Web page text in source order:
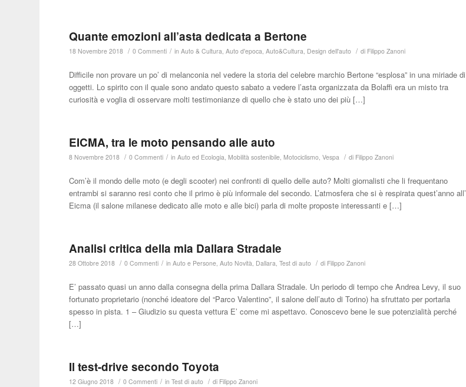
Quante emozioni all’asta dedicata a Bertone
18 Novembre 2018 / 0 Commenti / inAuto & Cultura ,Auto d'epoca ,Auto&Cultura Design dell'auto / di Filippo Zanoni
Difficile non provare un po’ di melanconia nel vedere la storia del celebre marchio Bertone “esplosa” in una miriade di
oggetti. Lo spirito con il quale sono andato questo sabato a vedere l’asta organizzata da Bolaffi era un misto tra
curiosità e voglia di osservare molti testimonianze di quello che è stato uno dei più […]
EICMA, tra le moto pensando alle auto
8 Novembre 2018 / 0 Commenti / inAuto ed Ecologia ,Mobilità sostenibile ,Motociclismo ,Vespa / di Filippo Zanoni
Com’è il mondo delle moto (e degli scooter) nei confronti di quello delle auto? Molti giornalisti che li frequentano
entrambi si saranno resi conto che il primo è più informale del secondo. L’atmosfera che si è respirata quest’anno all’
Eicma (il salone milanese dedicato alle moto e alle bici) parla di molte proposte interessanti e […]
Analisi critica della mia Dallara Stradale
28 Ottobre 2018 / 0 Commenti / inAuto e Persone,Auto Novità, Dallara,Test di auto / di Filippo Zanoni
E’ passato quasi un anno dalla consegna della prima Dallara Stradale. Un periodo di tempo che Andrea Levy, il suo
fortunato proprietario (nonché ideatore del “Parco Valentino”, il salone dell’auto di Torino) ha sfruttato per portarla
spesso in pista. 1 – Giudizio su questa vettura E’ come mi aspettavo. Conoscevo bene le sue potenzialità perché
[…]
Il test-drive secondo Toyota
12 Giugno 2018 / 0 Commenti / inTest di auto / di Filippo Zanoni